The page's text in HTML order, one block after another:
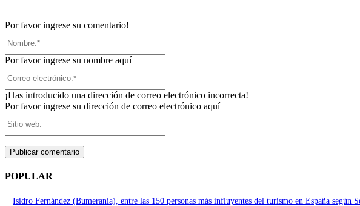
Por favor ingrese su comentario!
Por favor ingrese su nombre aquí
¡Has introducido una dirección de correo electrónico incorrecta!
Por favor ingrese su dirección de correo electrónico aquí
POPULAR
Isidro Fernández (Bumerania), entre las 150 personas más influyentes del turismo en España según